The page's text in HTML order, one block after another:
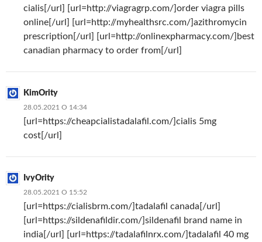
cialis[/url] [url=http://viagragrp.com/]order viagra pills
online[/url] [url=http://myhealthsrc.com/]azithromycin
prescription[/url] [url=http://onlinexpharmacy.com/]best
canadian pharmacy to order from[/url]
KimOrity
28.05.2021 О 14:34
[url=https://cheapcialistadalafil.com/]cialis 5mg
cost[/url]
IvyOrity
28.05.2021 О 15:52
[url=https://cialisbrm.com/]tadalafil canada[/url]
[url=https://sildenafildir.com/]sildenafil brand name in
india[/url] [url=https://tadalafilnrx.com/]tadalafil 40 mg